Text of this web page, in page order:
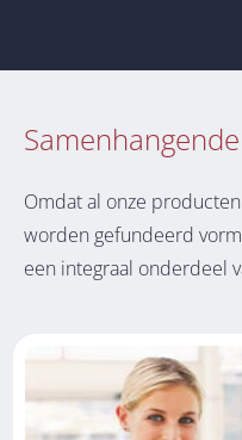
Omdat al onze
worden gefundeerd
een integraal onderdeel